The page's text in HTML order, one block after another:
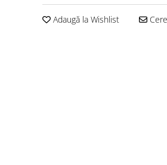
Adaugă la Wishlist